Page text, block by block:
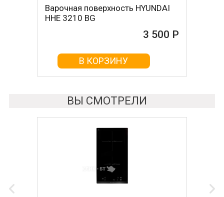
Варочная поверхность HYUNDAI
HHE 3210 BG
3 500 Р
В КОРЗИНУ
Варочная поверхность DARINA
1T17 BGС 341 12 B
3 680 Р
В КОРЗИНУ
ВЫ СМОТРЕЛИ